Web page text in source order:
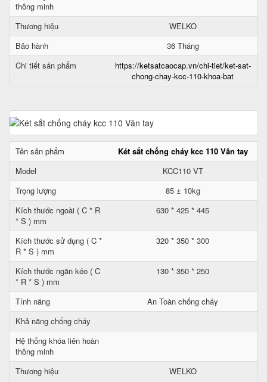
thông minh
Thương hiệu
WELKO
Bảo hành
36 Tháng
Chi tiết sản phẩm
https://ketsatcaocap.vn/chi-tiet/ket-sat-
chong-chay-kcc-110-khoa-bat
Tên sản phẩm
Két sắt chống cháy kcc 110 Vân tay
Model
KCC110 VT
Trọng lượng
85 ± 10kg
Kích thước ngoài ( C * R
* S ) mm
630 * 425 * 445
Kích thước sử dụng ( C *
R * S ) mm
320 * 350 * 300
Kích thước ngăn kéo ( C
* R * S ) mm
130 * 350 * 250
Tính năng
An Toàn chống cháy
Khả năng chống cháy
Hệ thống khóa liên hoàn
thông minh
Thương hiệu
WELKO